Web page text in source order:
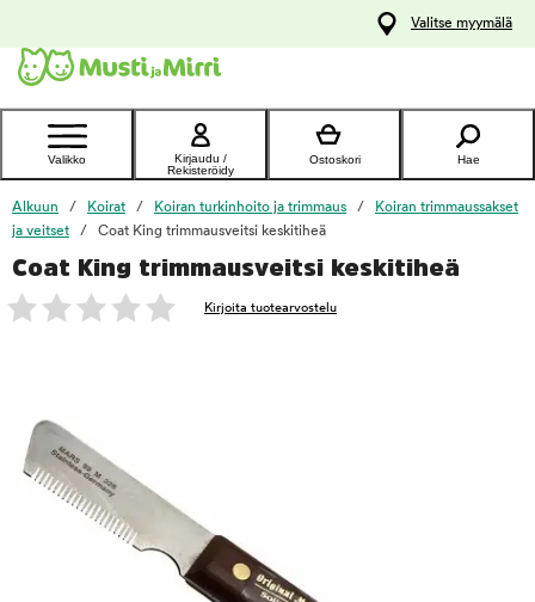
Ota yhteyttä
asiakaspalveluun
Valitse myymälä
Valikko
Kirjaudu /
Rekisteröidy
Ostoskori Hae
Alkuun Koirat Koiran turkinhoito ja trimmaus
Koiran trimmaussakset
ja veitset
Coat King trimmausveitsi keskitiheä
Coat King trimmausveitsi keskitiheä
Kirjoita tuotearvostelu
foo